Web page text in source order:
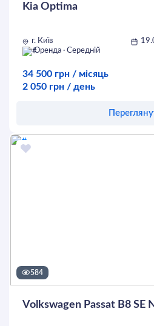
Kia Optima
г. Київ
Оренда · Середній
34 500 грн / місяць
2 050 грн / день
Оставить
584
Volkswagen Passat B8 SE